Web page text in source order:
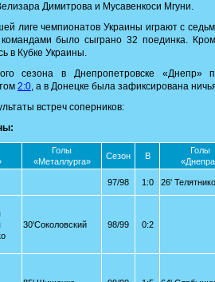
Димитрова и Мусавенкоси Мгуни.
лиге чемпионатов Украины играют с
было сыграно 32 поединка.
в Кубке Украины.
сезона в Днепропетровске «Днепр»
2:0, а в Донецке была зафиксирована
встреч соперников:
Голы
«Металлурга»
Сезон В
Голы
97/98 1:0 26'
30'Соколовский 98/99 0:2